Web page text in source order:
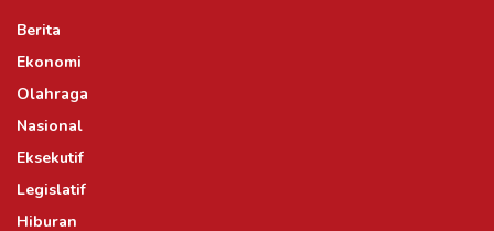
Berita
Ekonomi
Olahraga
Nasional
Eksekutif
Legislatif
Hiburan